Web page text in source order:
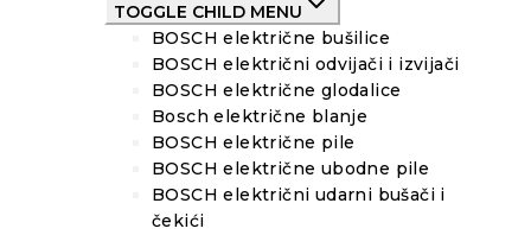
TOGGLE CHILD MENU
BOSCH električne bušilice
BOSCH električni odvijači i izvijači
BOSCH električne glodalice
Bosch električne blanje
BOSCH električne pile
BOSCH električne ubodne pile
BOSCH električni udarni bušači i
čekići